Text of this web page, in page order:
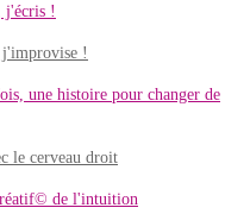
j'écris !
!
une histoire pour changer de
le cerveau droit
de l'intuition